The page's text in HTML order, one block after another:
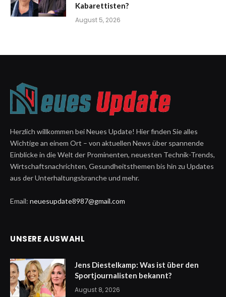
Kabarettisten?
August 5, 2026
Herzlich willkommen bei Neues Update! Hier finden Sie alles
Wichtige an einem Ort – von aktuellen News über spannende
Einblicke in die Welt der Prominenten, neuesten Technik-Trends,
Wirtschaftsnachrichten, Gesundheitsthemen bis hin zu Updates
aus der Unterhaltungsbranche und mehr.
Email: neuesupdate8987@gmail.com
UNSERE AUSWAHL
Jens Diestelkamp: Was ist über den
Sportjournalisten bekannt?
August 8, 2026